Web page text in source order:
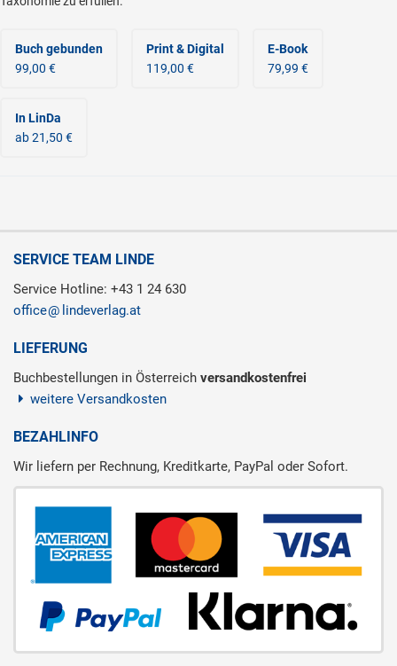
Buch gebunden
99,00 €
Print & Digital
119,00 €
E-Book
79,99 €
In LinDa
ab 21,50 €
SERVICE TEAM LINDE
Service Hotline: +43 1 24 630
office
lindeverlag.at
LIEFERUNG
Buchbestellungen in Österreich versandkostenfrei
weitere Versandkosten
BEZAHLINFO
Wir liefern per Rechnung, Kreditkarte, PayPal oder Sofort.